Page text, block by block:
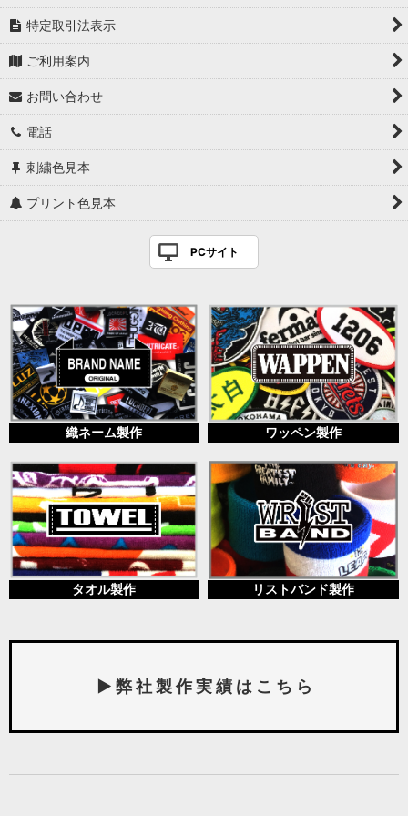
特定取引法表示
ご利用案内
お問い合わせ
電話
刺繍色見本
プリント色見本
PCサイト
織ネーム製作 ワッペン製作
タオル製作 リストバンド製作
▶ 弊 社 製 作 実 績 は こ ち ら